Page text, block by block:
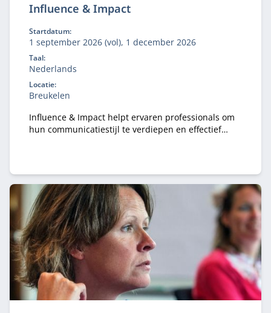
Influence & Impact
Startdatum:
1 september 2026 (vol), 1 december 2026
Taal:
Nederlands
Locatie:
Breukelen
Influence & Impact helpt ervaren professionals om
hun communicatiestijl te verdiepen en effectief